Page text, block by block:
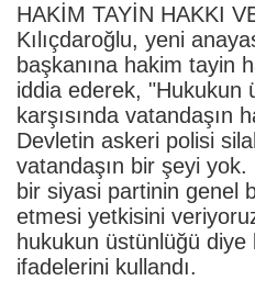
HAKİM TAYİN HAKKI
Kılıçdaroğlu, yeni
başkanına hakim tayin
iddia ederek, "Hukukun
karşısında vatandaşın
Devletin askeri polisi
vatandaşın bir şeyi
bir siyasi partinin genel
etmesi yetkisini
hukukun üstünlüğü
ifadelerini kullandı.